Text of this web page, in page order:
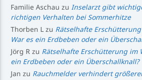
Familie Aschau zu Inselarzt gibt
richtigen Verhalten bei Sommerhitze
Thorben L zu Rätselhafte
War es ein Erdbeben oder ein
Jörg R zu Rätselhafte Erschütterung im
ein Erdbeben oder ein Überschallknall?
Jan zu Rauchmelder verhindert